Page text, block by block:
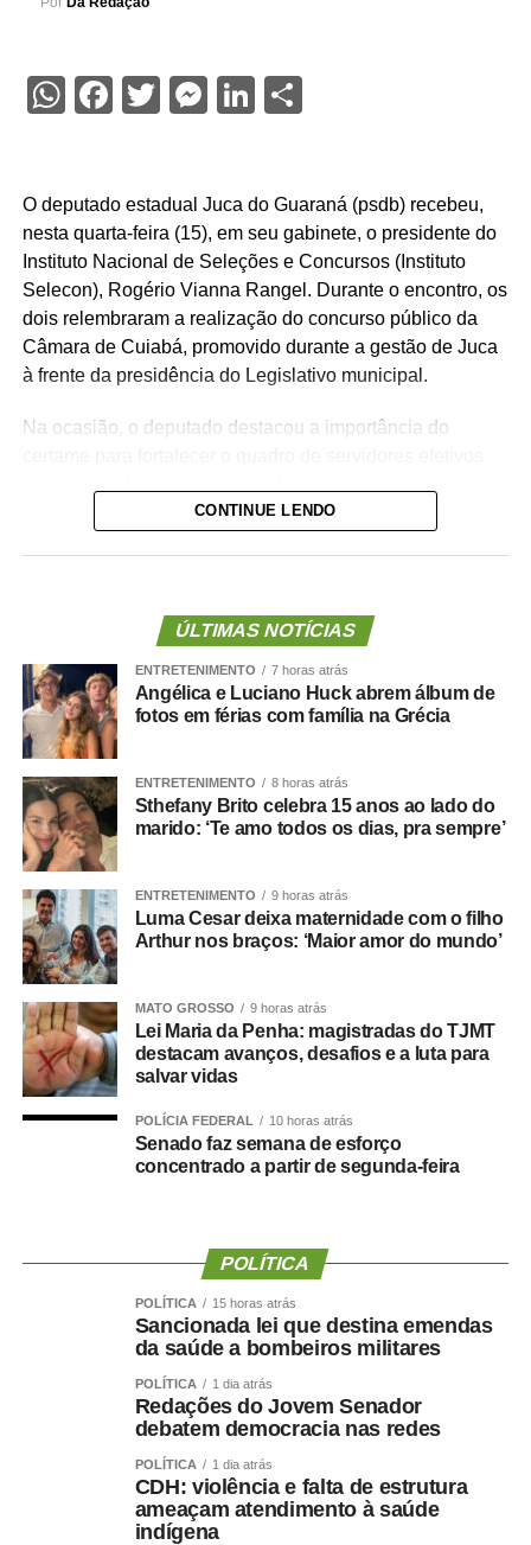
WhatsApp
Facebook
Twitter
Messenger
LinkedIn
Share
O deputado estadual Juca do Guaraná (psdb) recebeu,
nesta quarta-feira (15), em seu gabinete, o presidente do
Instituto Nacional de Seleções e Concursos (Instituto
Selecon), Rogério Vianna Rangel. Durante o encontro, os
dois relembraram a realização do concurso público da
Câmara de Cuiabá, promovido durante a gestão de Juca
à frente da presidência do Legislativo municipal.
Na ocasião, o deputado destacou a importância do
Cuiabá, que é de todos nós mato-grossenses, o
parlamento mais antigo do Centro-Oeste brasileiro”,
afirmou Juca.
O concurso público foi realizado para provimento de
vagas e formação de cadastro de reserva para cargos de
níveis médio e superior, contemplando funções como
técnico legislativo, analista legislativo, controlador interno
e contador.
Durante a visita, Rogério Vianna Rangel agradeceu a
confiança depositada no Instituto Selecon e destacou a
forma como o processo foi conduzido.
“Eu, em nome do Selecon, também agradeço ao
deputado porque, de fato, fizemos um concurso histórico,
graças à oportunidade que o Juca nos deu para
realizarmos esse concurso com qualidade e segurança,
mas, acima de tudo, com muita transparência”, declarou o
presidente da instituição.
realizados com responsabilidade, transparência e
igualdade de oportunidades para todos os candidatos.
COMENTE ABAIXO:
WhatsApp
Facebook
Twitter
Messenger
LinkedIn
Share
CONTINUE LENDO
ÚLTIMAS NOTÍCIAS
ENTRETENIMENTO 7 horas atrás
Angélica e Luciano Huck abrem álbum de
fotos em férias com família na Grécia
ENTRETENIMENTO 8 horas atrás
Sthefany Brito celebra 15 anos ao lado do
marido: ‘Te amo todos os dias, pra sempre’
ENTRETENIMENTO 9 horas atrás
Luma Cesar deixa maternidade com o filho
Arthur nos braços: ‘Maior amor do mundo’
MATO GROSSO 9 horas atrás
Lei Maria da Penha: magistradas do TJMT
destacam avanços, desafios e a luta para
salvar vidas
POLÍCIA FEDERAL 10 horas atrás
Senado faz semana de esforço
concentrado a partir de segunda-feira
POLÍTICA
POLÍTICA 15 horas atrás
Sancionada lei que destina emendas
da saúde a bombeiros militares
POLÍTICA 1 dia atrás
Redações do Jovem Senador
debatem democracia nas redes
POLÍTICA 1 dia atrás
CDH: violência e falta de estrutura
ameaçam atendimento à saúde
indígena